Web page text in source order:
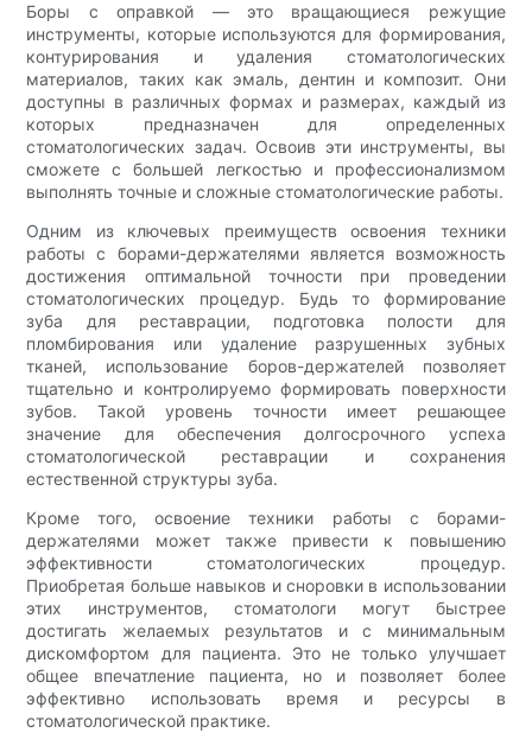
Боры с оправкой — это вращающиеся режущие
инструменты, которые используются для формирования,
контурирования и удаления стоматологических
материалов, таких как эмаль, дентин и композит. Они
доступны в различных формах и размерах, каждый из
которых предназначен для определенных
стоматологических задач. Освоив эти инструменты, вы
сможете с большей легкостью и профессионализмом
выполнять точные и сложные стоматологические работы.
Одним из ключевых преимуществ освоения техники
работы с борами-держателями является возможность
достижения оптимальной точности при проведении
стоматологических процедур. Будь то формирование
зуба для реставрации, подготовка полости для
пломбирования или удаление разрушенных зубных
тканей, использование боров-держателей позволяет
тщательно и контролируемо формировать поверхности
зубов. Такой уровень точности имеет решающее
значение для обеспечения долгосрочного успеха
стоматологической реставрации и сохранения
естественной структуры зуба.
Кроме того, освоение техники работы с борами-
держателями может также привести к повышению
эффективности стоматологических процедур.
Приобретая больше навыков и сноровки в использовании
этих инструментов, стоматологи могут быстрее
достигать желаемых результатов и с минимальным
дискомфортом для пациента. Это не только улучшает
общее впечатление пациента, но и позволяет более
эффективно использовать время и ресурсы в
стоматологической практике.